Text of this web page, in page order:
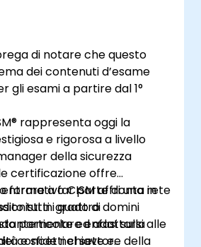
di notare che questo
dei contenuti d’esame
gli esami a partire dal 1°
rappresenta oggi la
e rigorosa a livello
della sicurezza
certificazione offre
entrare a far parte di una rete
in grado di
ed adattarsi alle
e sfide nel settore della
formativo CISM affronta in
tutti i quattro domini
particolare enfasi sulla
concetti chiave e